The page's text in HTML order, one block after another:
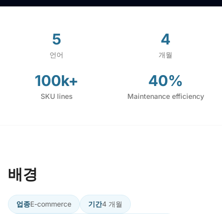
5
언어
4
개월
100k+
SKU lines
40%
Maintenance efficiency
배경
업종E-commerce 기간4 개월